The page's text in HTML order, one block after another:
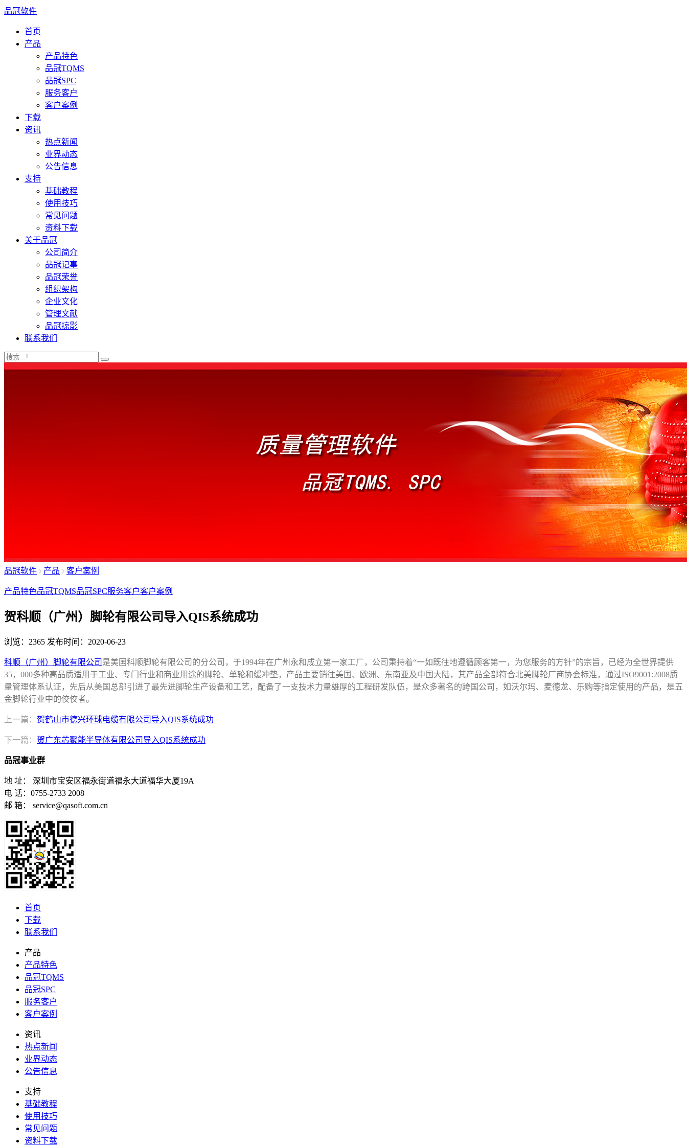
品冠软件
首页
产品
产品特色
品冠TQMS
品冠SPC
服务客户
客户案例
下载
资讯
热点新闻
业界动态
公告信息
支持
基础教程
使用技巧
常见问题
资料下载
关于品冠
公司简介
品冠记事
品冠荣誉
组织架构
企业文化
管理文献
品冠掠影
联系我们
品冠软件 产品 客户案例
产品特色品冠TQMS品冠SPC服务客户客户案例
贺科顺（广州）脚轮有限公司导入QIS系统成功
浏览：2365 发布时间：2020-06-23
科顺（广州）脚轮有限公司 是美国科顺脚轮有限公司的分公司，于1994年在广州永和成立第一家工厂 ，公司秉持着“一如既往地遵循顾客第一，为您服务的方针”的宗旨 ，已经为全世界提供
35，000多种高品质适用于工业、专门行业和商业用途的脚轮、单轮和缓冲垫，产品主要销往美国、欧洲、东南亚及中国大陆，其产品全部符合北美脚轮厂商协会标准，通过ISO9001:2008质
量管理体系认证 ， 先后从美国总部引进了最先进脚轮生产设备和工艺，配备了一支技术力量雄厚的工程研发队伍 ，是众多著名的跨国公司，如沃尔玛、麦德龙、乐购等指定使用的产品，是五
金脚轮行业中的佼佼者。
上一篇： 贺鹤山市德兴环球电缆有限公司导入QIS系统成功
下一篇： 贺广东芯聚能半导体有限公司导入QIS系统成功
品冠事业群
地 址： 深圳市宝安区福永街道福永大道福华大厦19A
电 话：0755-2733 2008
邮 箱： service@qasoft.com.cn
首页
下载
联系我们
产品
产品特色
品冠TQMS
品冠SPC
服务客户
客户案例
资讯
热点新闻
业界动态
公告信息
支持
基础教程
使用技巧
常见问题
资料下载